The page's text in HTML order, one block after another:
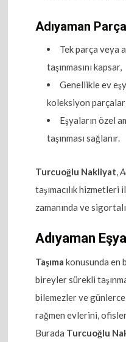
Adıyaman
Tek parça veya
taşınmasını kapsar,
Genellikle ev
koleksiyon
Eşyaların özel
taşınması sağlanır.
Turcuoğlu Nakliyat,
taşımacılık hizmetleri
zamanında ve
Adıyaman
Taşıma konusunda en
bireyler sürekli
bilemezler ve
rağmen evlerini,
Burada Turcuoğlu